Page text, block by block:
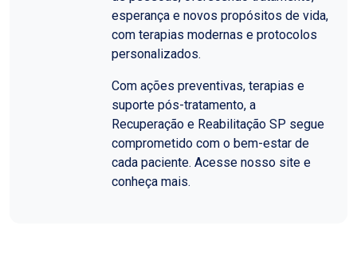
esperança e novos propósitos de vida,
com terapias modernas e protocolos
personalizados.
Com ações preventivas, terapias e
suporte pós-tratamento, a
Recuperação e Reabilitação SP segue
comprometido com o bem-estar de
cada paciente. Acesse nosso site e
conheça mais.